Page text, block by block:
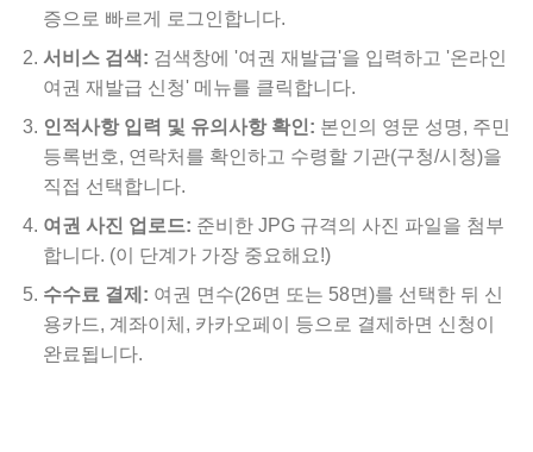
증으로 빠르게 로그인합니다.
서비스 검색: 검색창에 '여권 재발급'을 입력하고 '온라인
여권 재발급 신청' 메뉴를 클릭합니다.
인적사항 입력 및 유의사항 확인: 본인의 영문 성명, 주민
등록번호, 연락처를 확인하고 수령할 기관(구청/시청)을
직접 선택합니다.
여권 사진 업로드: 준비한 JPG 규격의 사진 파일을 첨부
합니다. (이 단계가 가장 중요해요!)
수수료 결제: 여권 면수(26면 또는 58면)를 선택한 뒤 신
용카드, 계좌이체, 카카오페이 등으로 결제하면 신청이
완료됩니다.